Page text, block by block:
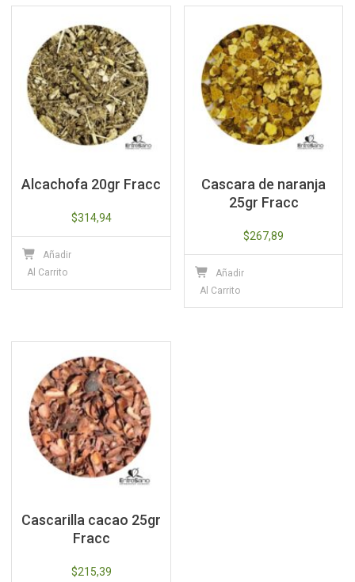
Alcachofa 20gr Fracc
$314,94
Añadir
Al Carrito
Cascara de naranja
25gr Fracc
$267,89
Añadir
Al Carrito
Cascarilla cacao 25gr
Fracc
$215,39